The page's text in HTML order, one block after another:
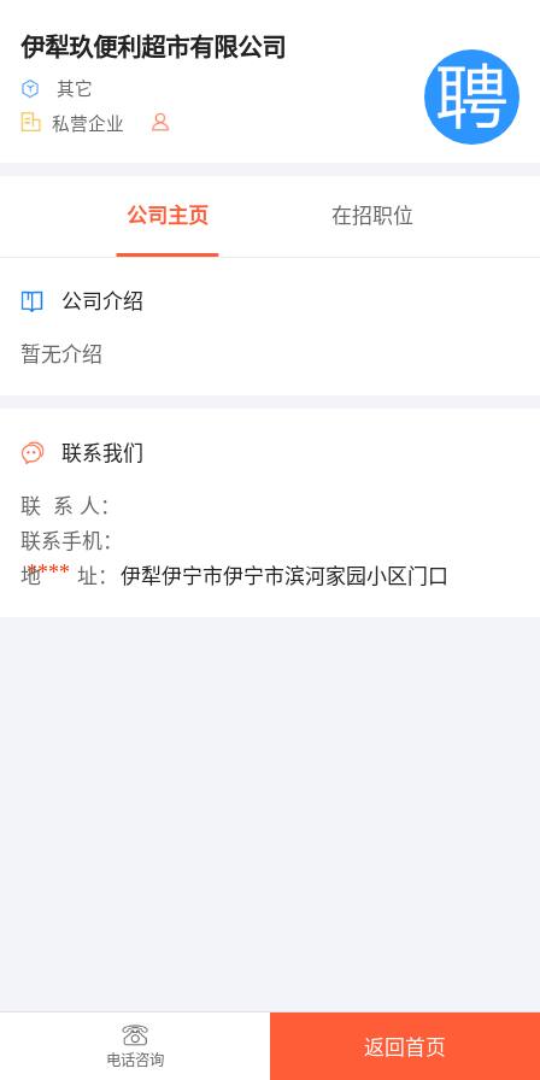
伊犁玖便利超市有限公司
其它
私营企业
公司主页 在招职位
公司介绍
暂无介绍
联系我们
联 系 人：
联系手机：
****
地 址： 伊犁伊宁市伊宁市滨河家园小区门口
电话咨询
返回首页